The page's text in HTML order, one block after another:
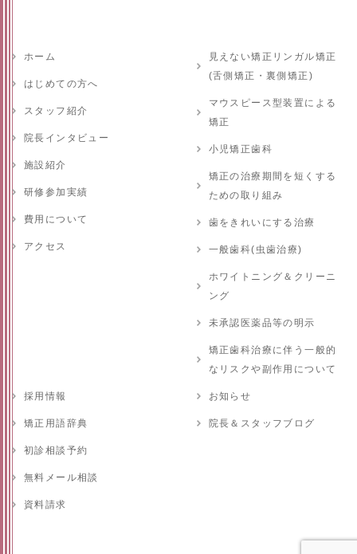
ホーム
はじめての方へ
スタッフ紹介
院長インタビュー
施設紹介
研修参加実績
費用について
アクセス
見えない矯正リンガル矯正
(舌側矯正・裏側矯正)
マウスピース型装置による
矯正
小児矯正歯科
矯正の治療期間を短くする
ための取り組み
歯をきれいにする治療
一般歯科(虫歯治療)
ホワイトニング＆クリーニ
ング
未承認医薬品等の明示
矯正歯科治療に伴う一般的
なリスクや副作用について
採用情報
矯正用語辞典
初診相談予約
無料メール相談
資料請求
お知らせ
院長＆スタッフブログ